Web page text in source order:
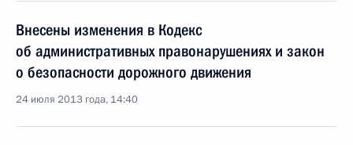
Внесены изменения в Кодекс
об административных правонарушениях и закон
о безопасности дорожного движения
24 июля 2013 года, 14:40